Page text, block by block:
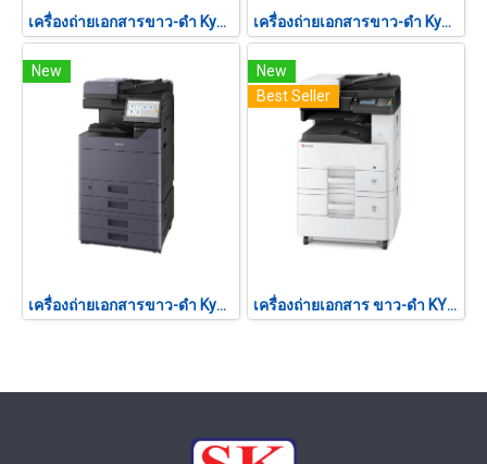
เครื่องถ่ายเอกสารขาว-ดำ Kyocera TASKalfa 2321 เครื่องถ่ายเอกสารขาว-ดำ Kyocera TASKalfa MZ4000i
New
เครื่องถ่ายเอกสารขาว-ดำ Kyocera TASKalfa 4054ci
New
Best Seller
เครื่องถ่ายเอกสาร ขาว-ดำ KYOCERA EM-4132IDN